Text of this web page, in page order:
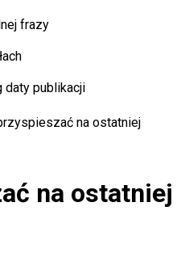
frazy
daty publikacji
na ostatniej
na ostatniej